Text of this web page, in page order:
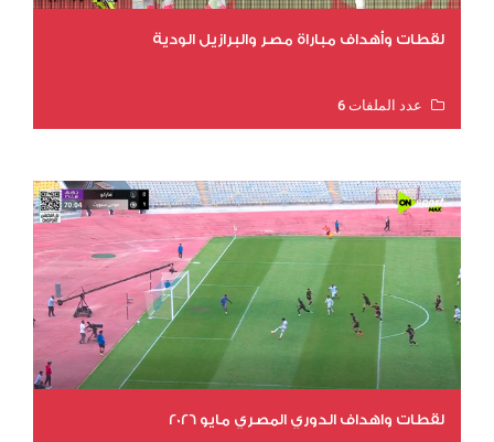
لقطات وأهداف مباراة مصر والبرازيل الودية
عدد الملفات 6
لقطات واهداف الدوري المصري مايو 2026